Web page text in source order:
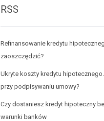
RSS
Refinansowanie kredytu
zaoszczędzić?
Ukryte koszty kredytu
przy podpisywaniu umowy?
Czy dostaniesz kredyt hipoteczny
warunki banków